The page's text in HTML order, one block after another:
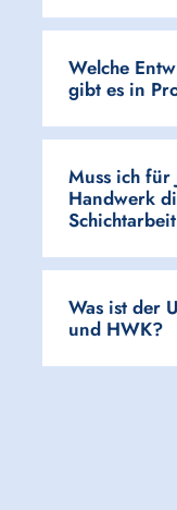
Welche
gibt es in
Muss ich
Handwerk
Was ist der
und HWK?